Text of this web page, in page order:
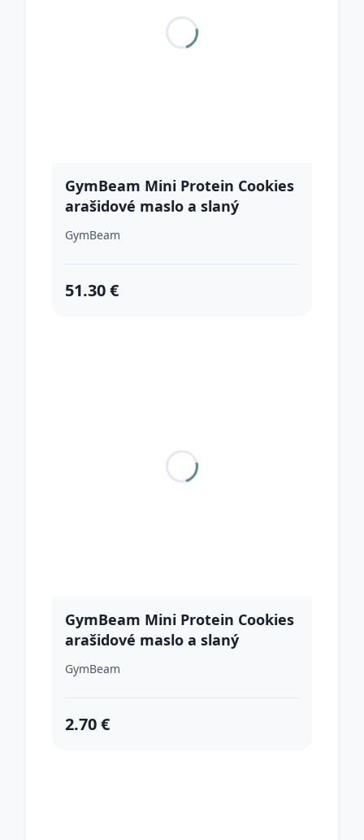
GymBeam Mini Protein Cookies
arašidové maslo a slaný
karamel
GymBeam
51.30 €
GymBeam Mini Protein Cookies
arašidové maslo a slaný
karamel
GymBeam
2.70 €